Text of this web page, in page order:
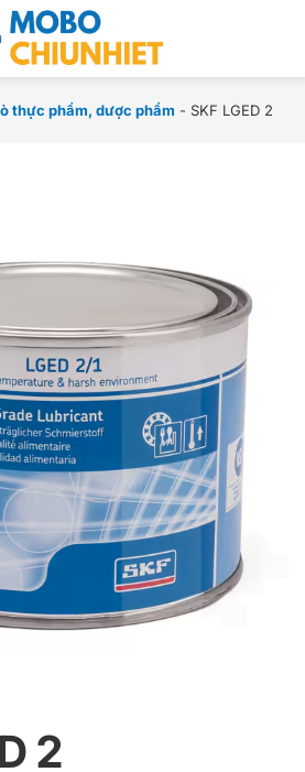
thực phẩm, dược phẩm - SKF LGED 2
2